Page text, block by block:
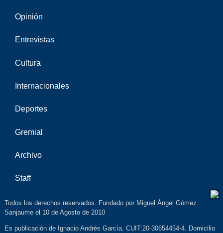
Opinión
Entrevistas
Cultura
Internacionales
Deportes
Gremial
Archivo
Staff
Todos los derechos reservados. Fundado por Miguel Ángel Gómez
Sanjaume el 10 de Agosto de 2010
Es publicación de Ignacio Andrés García. CUIT:20-30654454-4. Domicilio